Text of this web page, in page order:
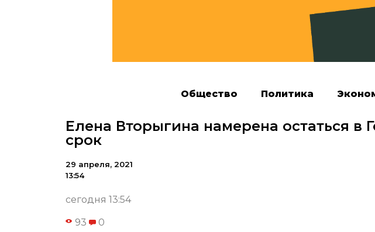
Общество Политика
Елена Вторыгина намерена остаться в
срок
29 апреля, 2021
13:54
сегодня 13:54
93 0